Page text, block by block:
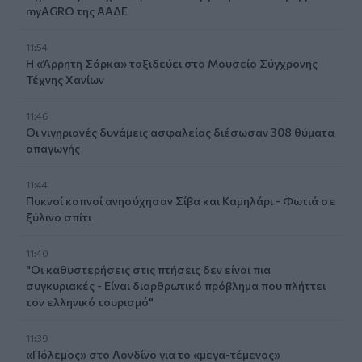
myAGRO της ΑΑΔΕ
11:54
Η «Άρρητη Σάρκα» ταξιδεύει στο Μουσείο Σύγχρονης
Τέχνης Χανίων
11:46
Οι νιγηριανές δυνάμεις ασφαλείας διέσωσαν 308 θύματα
απαγωγής
11:44
Πυκνοί καπνοί ανησύχησαν Σίβα και Καμηλάρι - Φωτιά σε
ξύλινο σπίτι
11:40
"Οι καθυστερήσεις στις πτήσεις δεν είναι πια
συγκυριακές - Είναι διαρθρωτικό πρόβλημα που πλήττει
τον ελληνικό τουρισμό"
11:39
«Πόλεμος» στο Λονδίνο για το «μεγα-τέμενος»